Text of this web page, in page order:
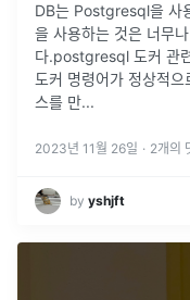
DB는 Postgresql을 사
을 사용하는 것은 너무
다.postgresql 도커 관
도커 명령어가 정상적으
스를 만...
2023년 11월 26일 · 2개의
by yshjft